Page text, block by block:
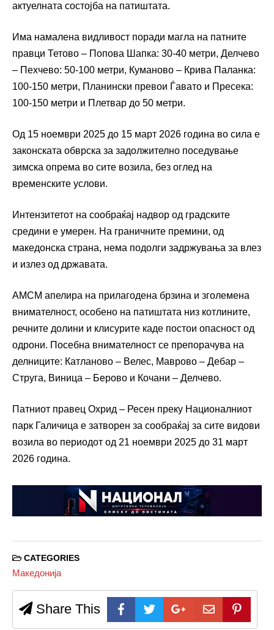
актуелната состојба на патиштата.
Има намалена видливост поради магла на патните
правци Тетово – Попова Шапка: 30-40 метри, Делчево
– Пехчево: 50-100 метри, Куманово – Крива Паланка:
100-150 метри, Планински превои Ѓавато и Пресека:
100-150 метри и Плетвар до 50 метри.
Од 15 ноември 2025 до 15 март 2026 година во сила е
законската обврска за задолжително поседување
зимска опрема во сите возила, без оглед на
временските услови.
Интензитетот на сообраќај надвор од градските
средини е умерен. На граничните премини, од
македонска страна, нема подолги задржувања за влез
и излез од државата.
АМСМ апелира на прилагодена брзина и зголемена
внимателност, особено на патиштата низ котлините,
речните долини и клисурите каде постои опасност од
одрони. Посебна внимателност се препорачува на
делниците: Катланово – Велес, Маврово – Дебар –
Струга, Виница – Берово и Кочани – Делчево.
Патниот правец Охрид – Ресен преку Националниот
парк Галичица е затворен за сообраќај за сите видови
возила во периодот од 21 ноември 2025 до 31 март
2026 година.
CATEGORIES
Македонија
Share This